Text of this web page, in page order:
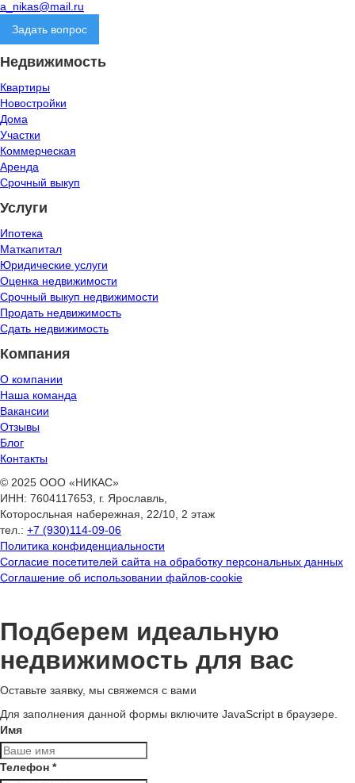
a_nikas@mail.ru
Задать вопрос
Недвижимость
Квартиры
Новостройки
Дома
Участки
Коммерческая
Аренда
Срочный выкуп
Услуги
Ипотека
Маткапитал
Юридические услуги
Оценка недвижимости
Срочный выкуп недвижимости
Продать недвижимость
Сдать недвижимость
Компания
О компании
Наша команда
Вакансии
Отзывы
Блог
Контакты
© 2025 ООО «НИКАС»
ИНН: 7604117653, г. Ярославль,
Которосльная набережная, 22/10, 2 этаж
тел.: +7 (930)114-09-06
Политика конфиденциальности
Согласие посетителей сайта на обработку персональных данных
Соглашение об использовании файлов-cookie
Подберем идеальную
недвижимость для вас
Оставьте заявку, мы свяжемся с вами
Для заполнения данной формы включите JavaScript в браузере.
Имя
Телефон *